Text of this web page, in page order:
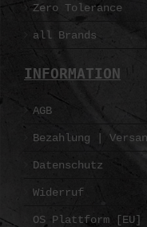
Zero Tolerance
all Brands
INFORMATION
AGB
Bezahlung |
Datenschutz
Widerruf
OS Plattform [EU]